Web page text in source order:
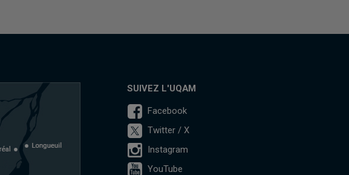
SUIVEZ L'UQAM
Facebook
Twitter / X
Instagram
YouTube